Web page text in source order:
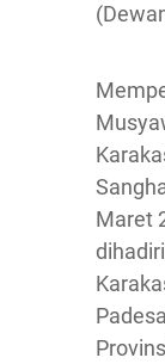
Maret